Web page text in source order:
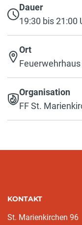
Dauer
19:30 bis 21:00
Ort
Feuerwehrhaus
Organisation
FF St.
KONTAKT
St. Marienkirchen 96